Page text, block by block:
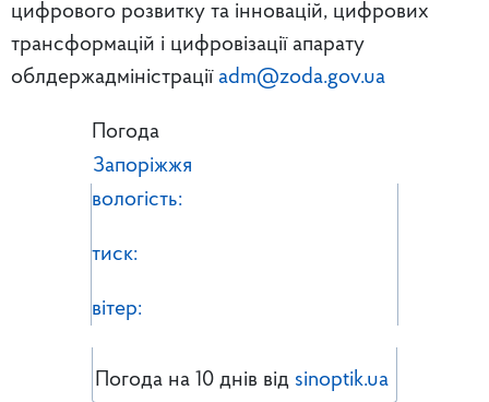
цифрового розвитку та інновацій, цифрових
трансформацій і цифровізації апарату
облдержадміністрації adm@zoda.gov.ua
Погода
Запоріжжя
вологість:
тиск:
вітер:
Погода на 10 днів від sinoptik.ua